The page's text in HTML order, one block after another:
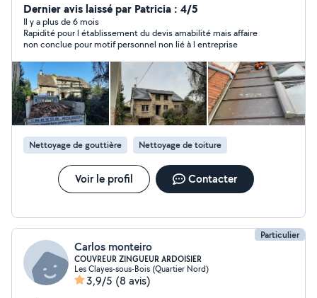
Nettoyage de pignon Nettoyage de gouttière
Nettoyage dallage Mais aussi ton travaux de couverture
et de zinguerie situés à Sartrouville nous avons un savoir
faire de père en Fils nous proposons des déplacements
et des devis gratuits tous nos travaux sont avec une
garantie décennale de 10 ans
Dernier avis laissé par Patricia : 4/5
Il y a plus de 6 mois
Rapidité pour l établissement du devis amabilité mais affaire
non conclue pour motif personnel non lié à l entreprise
Nettoyage de gouttière Nettoyage de toiture
Voir le profil Contacter
Particulier
Carlos monteiro
COUVREUR ZINGUEUR ARDOISIER
Les Clayes-sous-Bois (Quartier Nord)
3,9/5 (8 avis)